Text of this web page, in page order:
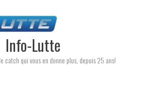
Info-Lutte
catch qui vous en donne plus, depuis 25 ans!